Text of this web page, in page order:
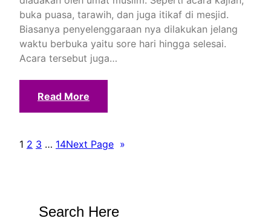
buka puasa, tarawih, dan juga itikaf di mesjid.
Biasanya penyelenggaraan nya dilakukan jelang
waktu berbuka yaitu sore hari hingga selesai.
Acara tersebut juga…
Read More
1 2 3 … 14Next Page »
Search Here